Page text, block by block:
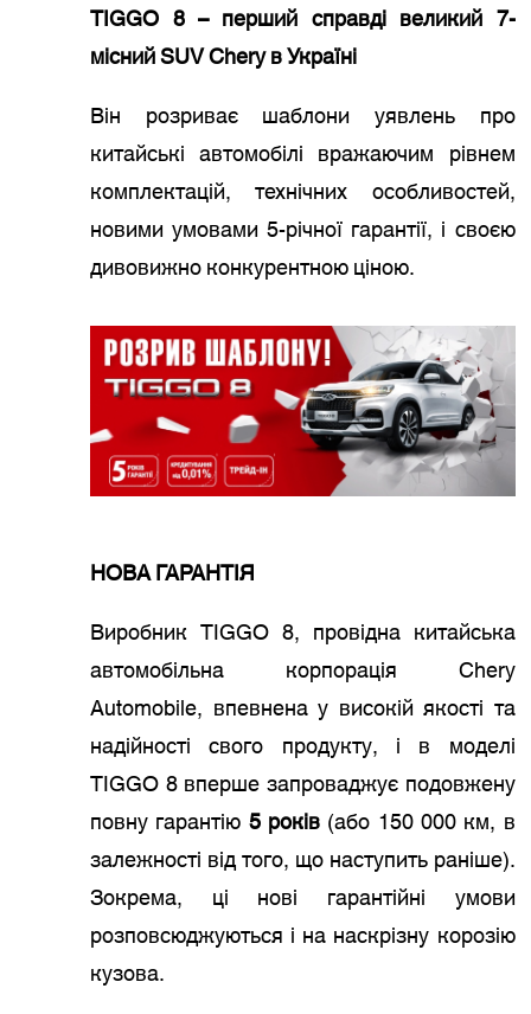
TIGGO 8 – перший справді великий 7-
місний SUV Chery в Україні
Він розриває шаблони уявлень про
китайські автомобілі вражаючим рівнем
комплектацій, технічних особливостей,
новими умовами 5-річної гарантії, і своєю
дивовижно конкурентною ціною.
НОВА ГАРАНТІЯ
Виробник TIGGO 8, провідна китайська
автомобільна корпорація Chery
Automobile, впевнена у високій якості та
надійності свого продукту, і в моделі
TIGGO 8 вперше запроваджує подовжену
повну гарантію 5 років (або 150 000 км, в
залежності від того, що наступить раніше).
Зокрема, ці нові гарантійні умови
розповсюджуються і на наскрізну корозію
кузова.